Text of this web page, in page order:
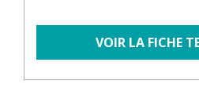
VOIR LA FICHE